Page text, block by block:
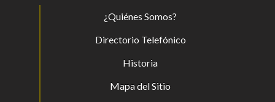
¿Quiénes Somos?
Directorio Telefónico
Historia
Mapa del Sitio